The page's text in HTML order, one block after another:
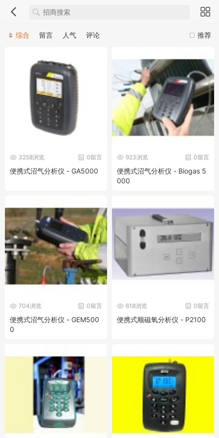
推荐
综合 留言 人气 评论
0留言
3258浏览
便携式沼气分析仪 - GA5000
0留言
923浏览
便携式沼气分析仪 - Biogas 5
000
0留言
704浏览
便携式沼气分析仪 - GEM500
0
0留言
618浏览
便携式顺磁氧分析仪 - P2100